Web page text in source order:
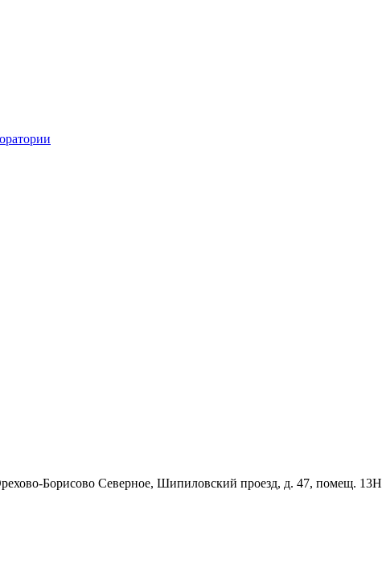
Борисово Северное, Шипиловский проезд, д. 47, помещ. 13Н